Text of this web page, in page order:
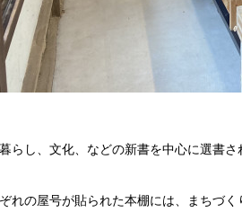
らし、文化、などの新書を中心に選書
れの屋号が貼られた本棚には、まちづ